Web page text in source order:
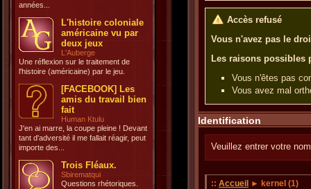
années...
L'histoire coloniale
américaine vu par
deux jeux
L'Auberge
Une réflexion sur le traitement de
l'histoire (américaine) par le jeu.
[FACEBOOK] Les
amis du travail bien
fait
Human Ktulu
J'en ai marre, la coupe pleine ! Devant
tant d'adversité il me fallait réagir, peut
importe des...
Trois Fléaux.
Sbirematqui
Questions rhétoriques.
Accès refusé
Vous n'avez pas le
Les raisons possibles
Vous n'êtes pas
Vous avez mal
Identification
Veuillez entrer votre
:: Accueil ► kernel (1)